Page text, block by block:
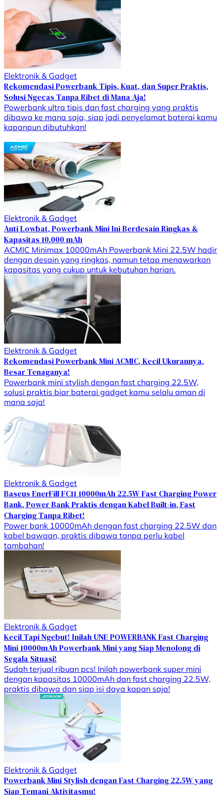
Elektronik & Gadget
Rekomendasi Powerbank Tipis, Kuat, dan Super Praktis,
Solusi Ngecas Tanpa Ribet di Mana Aja!
Powerbank ultra tipis dan fast charging yang praktis
dibawa ke mana saja, siap jadi penyelamat baterai kamu
kapanpun dibutuhkan!
Elektronik & Gadget
Anti Lowbat, Powerbank Mini Ini Berdesain Ringkas &
Kapasitas 10.000 mAh
ACMIC Minimax 10000mAh Powerbank Mini 22.5W hadir
dengan desain yang ringkas, namun tetap menawarkan
kapasitas yang cukup untuk kebutuhan harian.
Elektronik & Gadget
Rekomendasi Powerbank Mini ACMIC, Kecil Ukurannya,
Besar Tenaganya!
Powerbank mini stylish dengan fast charging 22.5W,
solusi praktis biar baterai gadget kamu selalu aman di
mana saja!
Elektronik & Gadget
Baseus EnerFill FC11 10000mAh 22.5W Fast Charging Power
Bank, Power Bank Praktis dengan Kabel Built-in, Fast
Charging Tanpa Ribet!
Power bank 10000mAh dengan fast charging 22.5W dan
kabel bawaan, praktis dibawa tanpa perlu kabel
tambahan!
Elektronik & Gadget
Kecil Tapi Ngebut! Inilah UNE POWERBANK Fast Charging
Mini 10000mAh Powerbank Mini yang Siap Menolong di
Segala Situasi!
Sudah terjual ribuan pcs! Inilah powerbank super mini
dengan kapasitas 10000mAh dan fast charging 22.5W,
praktis dibawa dan siap isi daya kapan saja!
Elektronik & Gadget
Powerbank Mini Stylish dengan Fast Charging 22.5W yang
Siap Temani Aktivitasmu!